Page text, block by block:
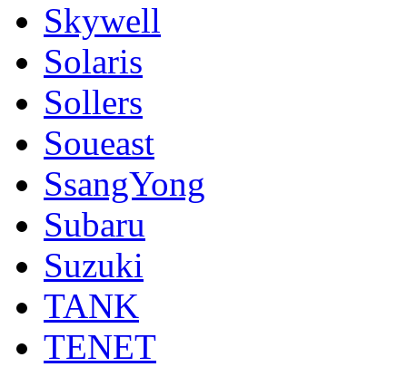
Skywell
Solaris
Sollers
Soueast
SsangYong
Subaru
Suzuki
TANK
TENET